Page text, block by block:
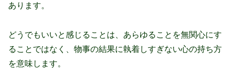
あります。
どうでもいいと感じることは、あらゆることを無関心にす
ることではなく、物事の結果に執着しすぎない心の持ち方
を意味します。